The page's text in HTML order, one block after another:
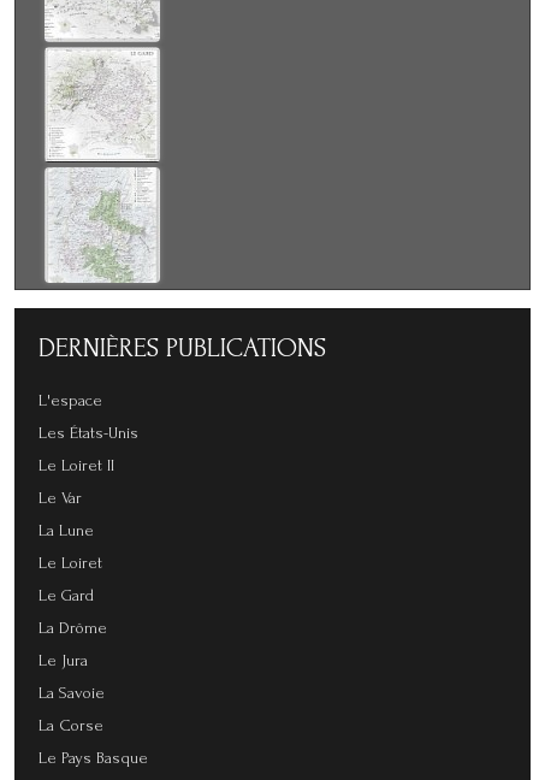
DERNIÈRES PUBLICATIONS
L'espace
Les États-Unis
Le Loiret II
Le Var
La Lune
Le Loiret
Le Gard
La Drôme
Le Jura
La Savoie
La Corse
Le Pays Basque